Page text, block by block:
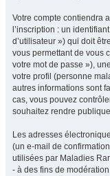
Votre compte contiendra
l’inscription : un
d’utilisateur ») qui doit
vous permettant de vous
votre mot de passe »),
votre profil (personne
autres informations sont
cas, vous pouvez
souhaitez rendre
Les adresses
(un e-mail de
utilisées par Maladies
- à des fins de